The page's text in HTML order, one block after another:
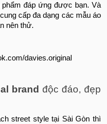
đáp ứng được bạn. Và
cấp đa dạng các mẫu áo
nên thử.
davies.original
brand độc đáo, đẹp
street style tại Sài Gòn thì